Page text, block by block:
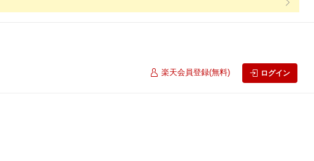
楽天会員登録(無料) ログイン